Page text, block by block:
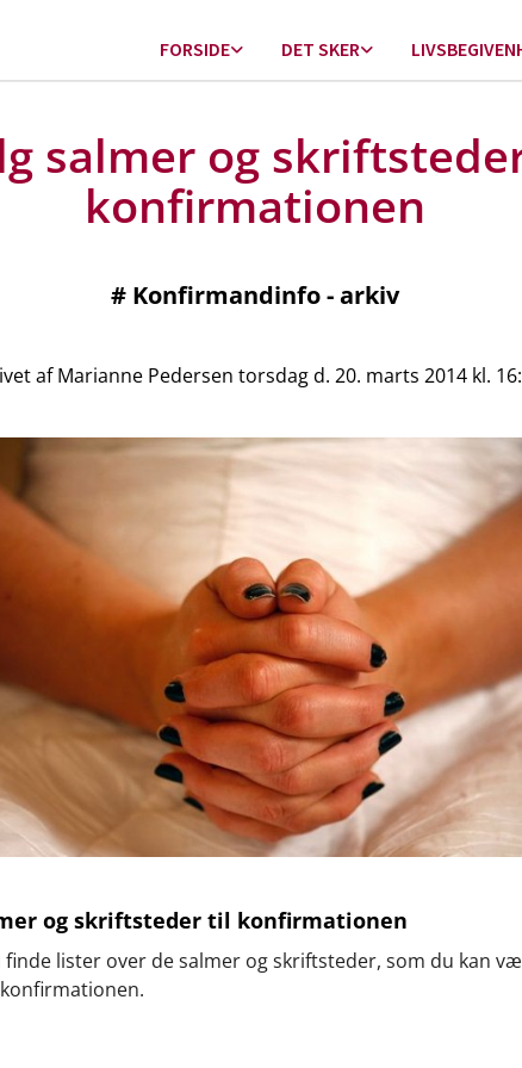
FORSIDE DET SKER
salmer og
konfirmationen
# Konfirmandinfo - arkiv
af Marianne Pedersen torsdag d. 20. marts 2014 kl.
og skriftsteder til konfirmationen
finde lister over de salmer og skriftsteder, som du kan